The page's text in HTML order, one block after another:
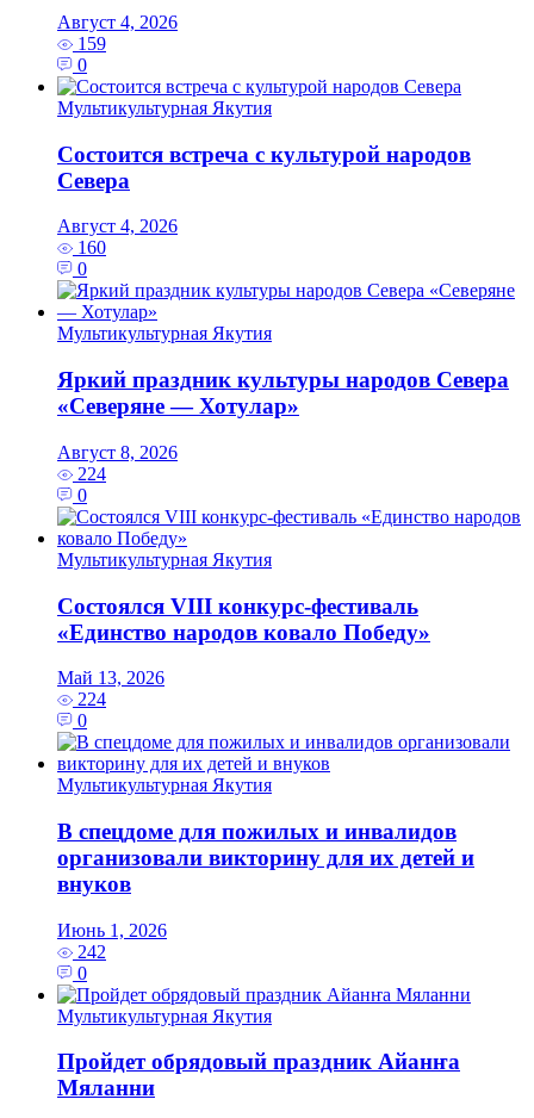
Август 4, 2026
159
0
Мультикультурная Якутия
Состоится встреча с культурой народов
Севера
Август 4, 2026
160
0
Мультикультурная Якутия
Яркий праздник культуры народов Севера
«Северяне — Хотулар»
Август 8, 2026
224
0
Мультикультурная Якутия
Состоялся VIII конкурс-фестиваль
«Единство народов ковало Победу»
Май 13, 2026
224
0
Мультикультурная Якутия
В спецдоме для пожилых и инвалидов
организовали викторину для их детей и
внуков
Июнь 1, 2026
242
0
Мультикультурная Якутия
Пройдет обрядовый праздник Айанҥа
Мяланни